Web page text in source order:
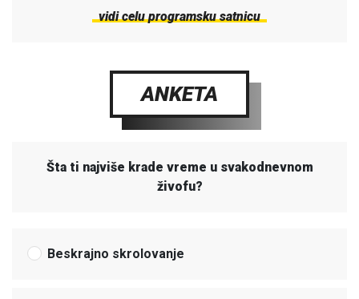
vidi celu programsku satnicu
ANKETA
Šta ti najviše krade vreme u svakodnevnom
živofu?
Beskrajno skrolovanje